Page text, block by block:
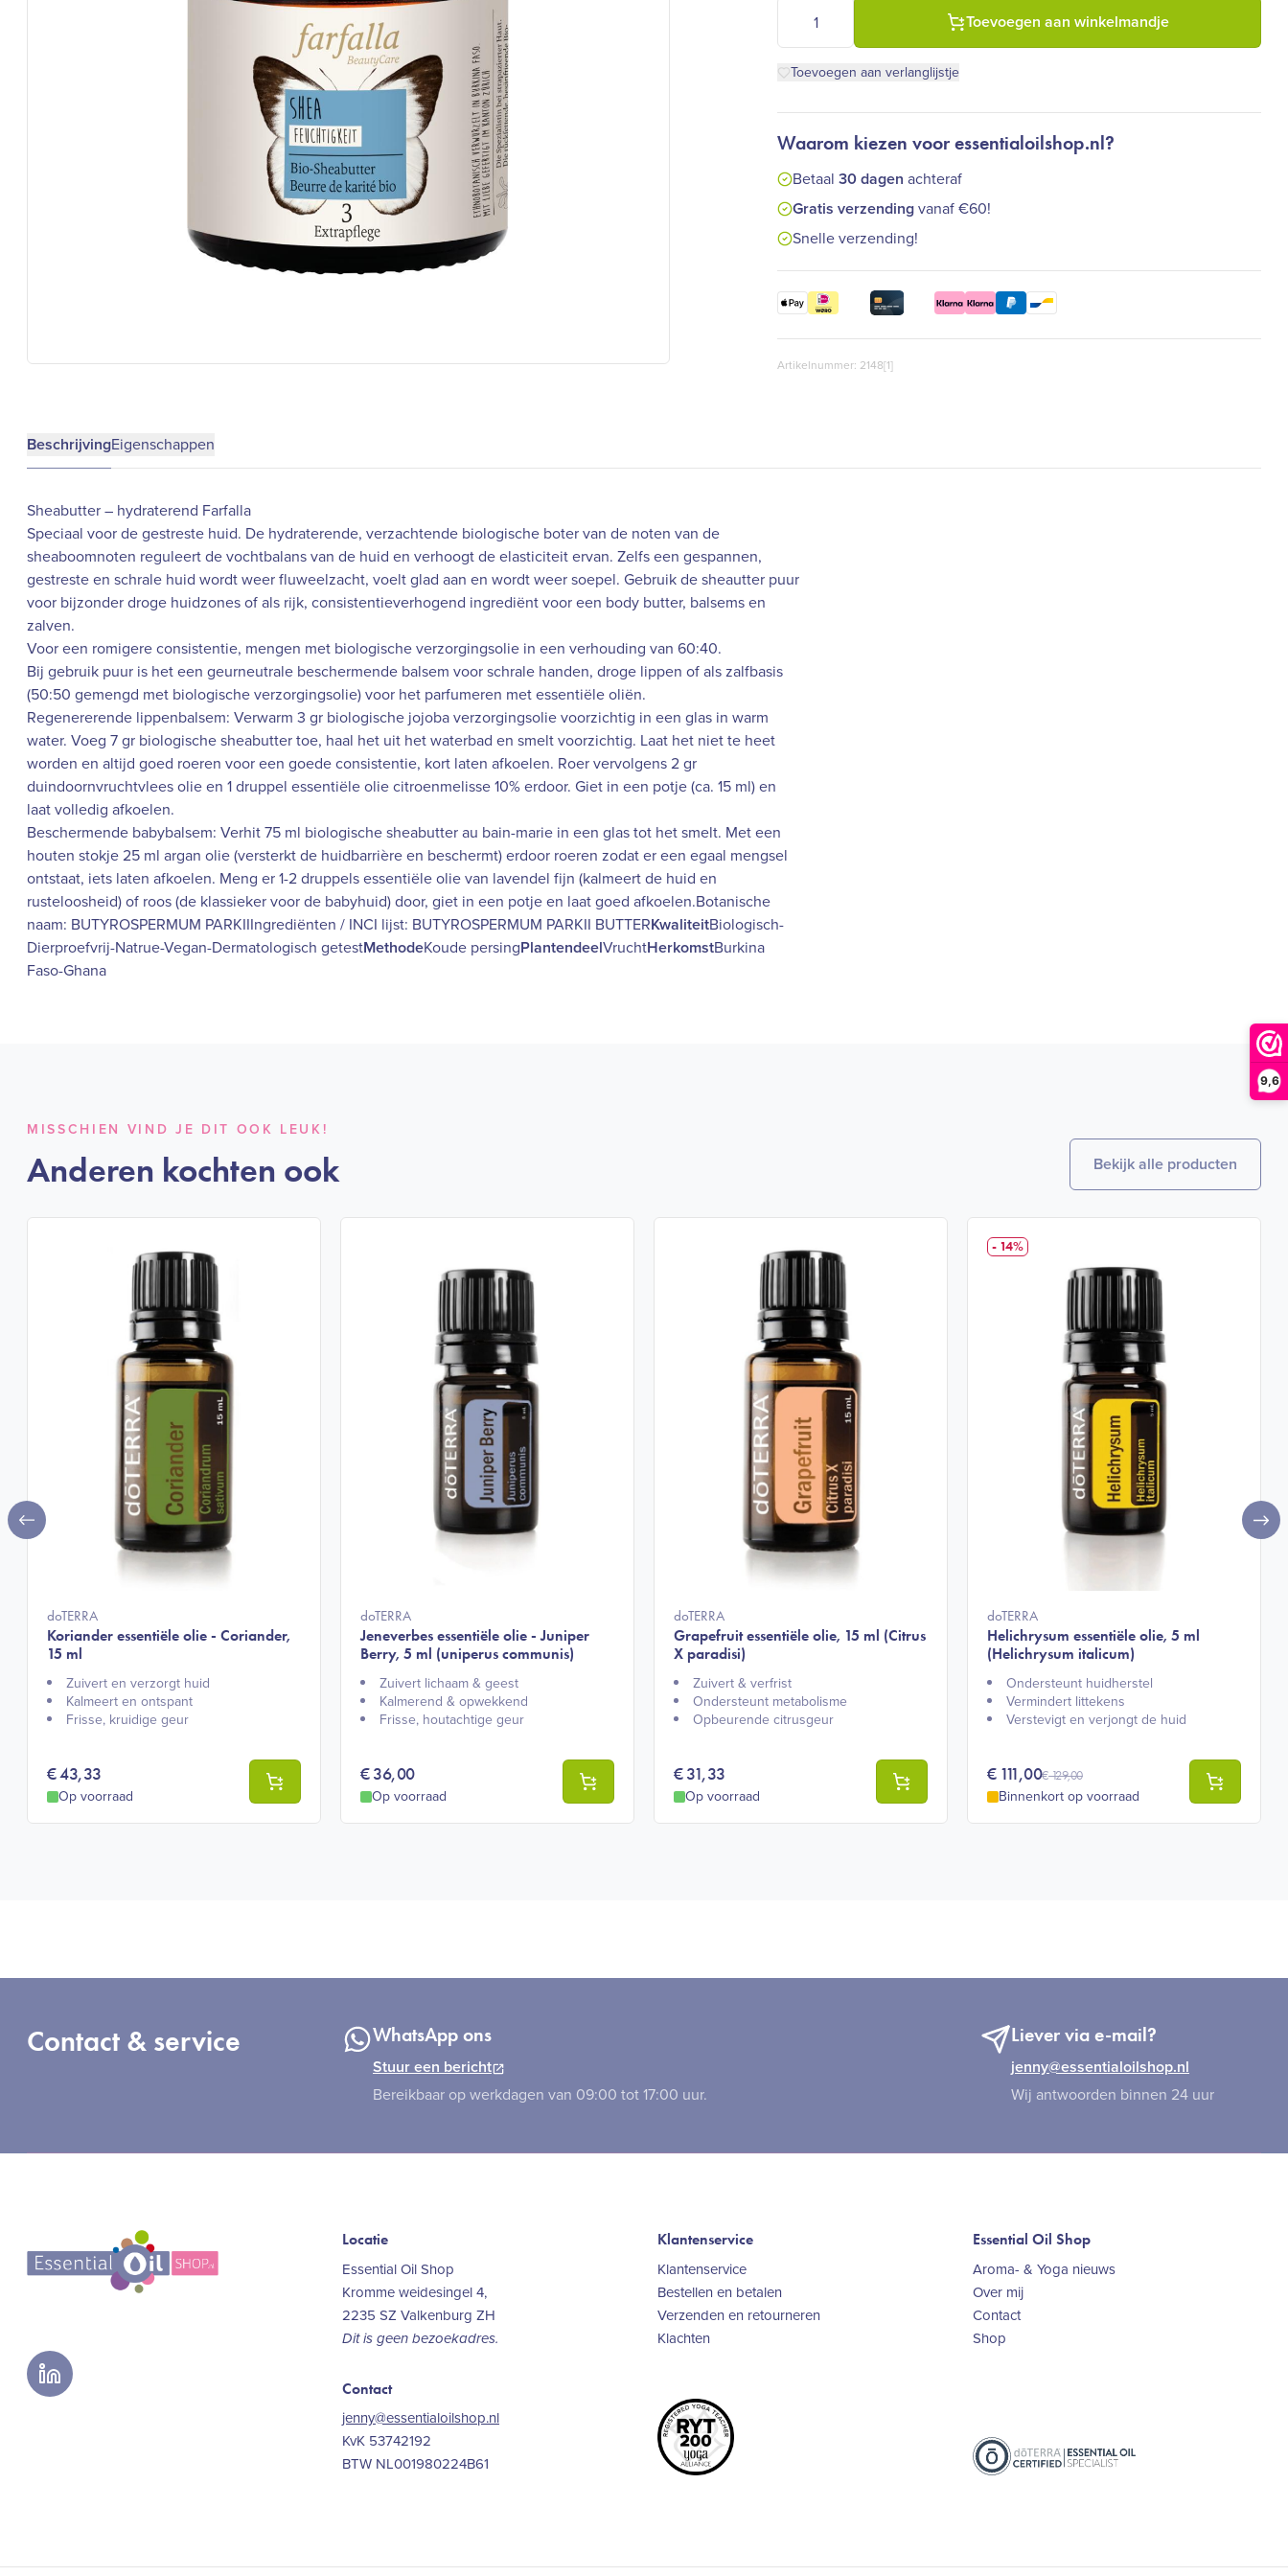
9,6
Farfalla - Sheabutter - hydraterend (100 ml) aantal
Toevoegen aan winkelmandje
Toevoegen aan verlanglijstje
Waarom kiezen voor essentialoilshop.nl?
Betaal30 dagen achteraf
Gratis verzendingvanaf €60!
Snelle verzending!
Artikelnummer: 2148[1]
BeschrijvingEigenschappen
Sheabutter – hydraterend Farfalla
Speciaal voor de gestreste huid. De hydraterende, verzachtende biologische boter van de noten van de
sheaboomnoten reguleert de vochtbalans van de huid en verhoogt de elasticiteit ervan. Zelfs een gespannen,
gestreste en schrale huid wordt weer fluweelzacht, voelt glad aan en wordt weer soepel. Gebruik de sheautter puur
voor bijzonder droge huidzones of als rijk, consistentieverhogend ingrediënt voor een body butter, balsems en
zalven.
Voor een romigere consistentie, mengen met biologische verzorgingsolie in een verhouding van 60:40.
Bij gebruik puur is het een geurneutrale beschermende balsem voor schrale handen, droge lippen of als zalfbasis
(50:50 gemengd met biologische verzorgingsolie) voor het parfumeren met essentiële oliën.
Regenererende lippenbalsem: Verwarm 3 gr biologische jojoba verzorgingsolie voorzichtig in een glas in warm
water. Voeg 7 gr biologische sheabutter toe, haal het uit het waterbad en smelt voorzichtig. Laat het niet te heet
worden en altijd goed roeren voor een goede consistentie, kort laten afkoelen. Roer vervolgens 2 gr
duindoornvruchtvlees olie en 1 druppel essentiële olie citroenmelisse 10% erdoor. Giet in een potje (ca. 15 ml) en
laat volledig afkoelen.
Beschermende babybalsem: Verhit 75 ml biologische sheabutter au bain-marie in een glas tot het smelt. Met een
houten stokje 25 ml argan olie (versterkt de huidbarrière en beschermt) erdoor roeren zodat er een egaal mengsel
ontstaat, iets laten afkoelen. Meng er 1-2 druppels essentiële olie van lavendel fijn (kalmeert de huid en
rusteloosheid) of roos (de klassieker voor de babyhuid) door, giet in een potje en laat goed afkoelen.Botanische
naam: BUTYROSPERMUM PARKIIIngrediënten / INCI lijst: BUTYROSPERMUM PARKII BUTTERKwaliteitBiologisch-
Dierproefvrij-Natrue-Vegan-Dermatologisch getestMethodeKoude persingPlantendeelVruchtHerkomstBurkina
Faso-Ghana
MISSCHIEN VIND JE DIT OOK LEUK!
Anderen kochten ook Bekijk alle producten
doTERRA
Koriander essentiële olie - Coriander,
15 ml
Zuivert en verzorgt huid​
Kalmeert en ontspant​
Frisse, kruidige geur​
€43,33
Op voorraad
doTERRA
Jeneverbes essentiële olie - Juniper
Berry, 5 ml (uniperus communis)
Zuivert lichaam & geest​
Kalmerend & opwekkend​
Frisse, houtachtige geur​
€36,00
Op voorraad
doTERRA
Grapefruit essentiële olie, 15 ml (Citrus
X paradisi)
Zuivert & verfrist​
Ondersteunt metabolisme​
Opbeurende citrusgeur​
€31,33
Op voorraad
- 14%
doTERRA
Helichrysum essentiële olie, 5 ml
(Helichrysum italicum)
Ondersteunt huidherstel
Vermindert littekens
Verstevigt en verjongt de huid
€111,00€129,00
Binnenkort op voorraad
Contact & service WhatsApp ons
Stuur een bericht
Bereikbaar op werkdagen van 09:00 tot 17:00 uur.
Liever via e-mail?
jenny@essentialoilshop.nl
Wij antwoorden binnen 24 uur
linkedin
Locatie
Essential Oil Shop
Kromme weidesingel 4,
2235 SZ Valkenburg ZH
Dit is geen bezoekadres.
Contact
jenny@essentialoilshop.nl
KvK 53742192
BTW NL001980224B61
Klantenservice
Klantenservice
Bestellen en betalen
Verzenden en retourneren
Klachten
Essential Oil Shop
Aroma- & Yoga nieuws
Over mij
Contact
Shop